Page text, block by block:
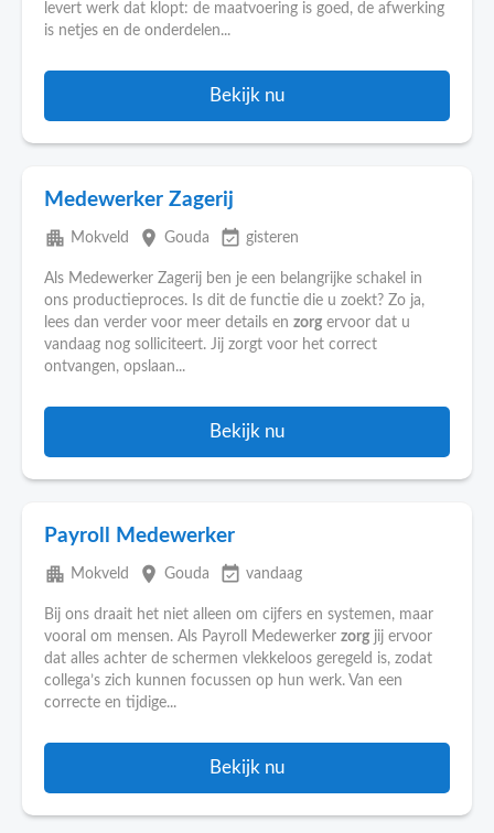
levert werk dat klopt: de maatvoering is goed, de afwerking
is netjes en de onderdelen...
Bekijk nu
Medewerker Zagerij
apartment Mokveld place Gouda event_available gisteren
Als Medewerker Zagerij ben je een belangrijke schakel in
ons productieproces. Is dit de functie die u zoekt? Zo ja,
lees dan verder voor meer details en zorg ervoor dat u
vandaag nog solliciteert. Jij zorgt voor het correct
ontvangen, opslaan...
Bekijk nu
Payroll Medewerker
apartment Mokveld place Gouda event_available vandaag
Bij ons draait het niet alleen om cijfers en systemen, maar
vooral om mensen. Als Payroll Medewerker zorg jij ervoor
dat alles achter de schermen vlekkeloos geregeld is, zodat
collega’s zich kunnen focussen op hun werk. Van een
correcte en tijdige...
Bekijk nu